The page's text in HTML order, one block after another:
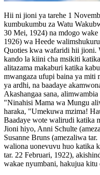
Hii ni jioni ya tarehe 1
kumbukumbu za Watu
30 Mei, 1924) na mdogo wake
1926) wa Heede
Quoties kwa wafaridi hii jioni.
kando la kiini cha msikiti
alitazama makaburi katika
mwangaza ufupi baina ya miti
ya ardhi, na baadaye
Akashangaa sana,
"Ninahisi Mama wa Mungu
haraka, "Umekuwa mzima!
Baadaye wote walirudi katika
Jioni hiyo, Anni Schulte
Susanne Bruns (amezaliwa
waliona uonevuvu huo katika
tar. 22 Februari, 1922),
wakae nyumbani, hakujua kitu